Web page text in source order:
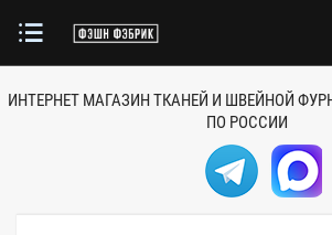
ИНТЕРНЕТ МАГАЗИН ТКАНЕЙ И ШВЕЙНОЙ
ПО РОССИИ